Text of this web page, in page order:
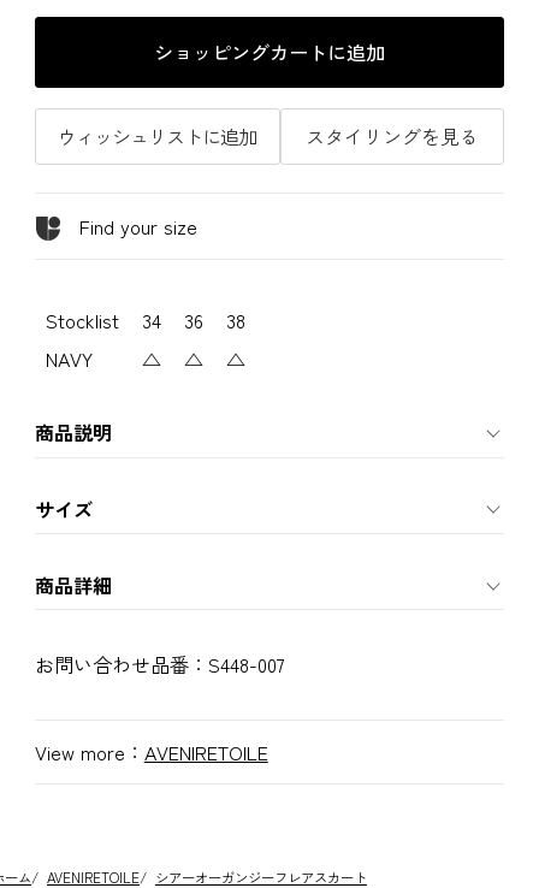
ショッピングカートに追加
ウィッシュリストに追加 スタイリングを見る
Find your size
Stocklist 34 36
38
NAVY
△ △ △
商品説明
サイズ
商品詳細
お問い合わせ品番： S448-007
View more： AVENIRETOILE
ーム/ AVENIRETOILE/ シアーオーガンジーフレアスカート